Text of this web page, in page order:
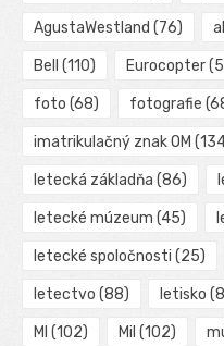
AgustaWestland (76)
Bell (110) Eurocopter
foto (68) fotografie
imatrikulačný znak OM
letecká základňa (86)
letecké múzeum (45)
letecké spoločnosti (25)
letectvo (88) letisko
MI (102) Mil (102)